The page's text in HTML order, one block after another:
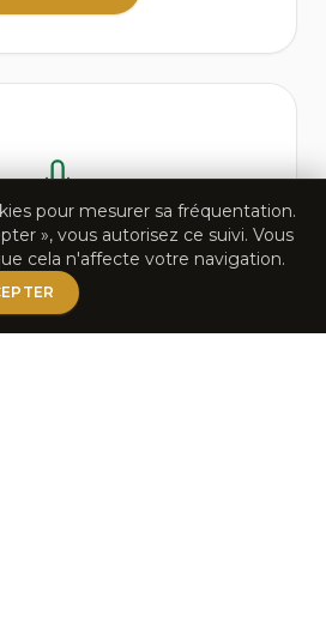
Musique Urbaine
meilleur artiste de Musique
Salsa, Zouk, Reggae, etc.)
pour mesurer sa fréquentation.
», vous autorisez ce suivi. Vous
cela n'affecte votre navigation.